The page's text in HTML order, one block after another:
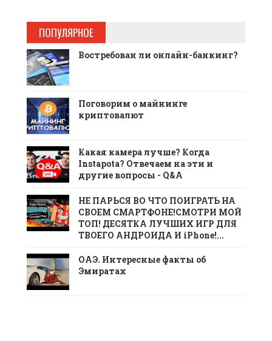
ПОПУЛЯРНОЕ
Востребован ли онлайн-банкинг?
Поговорим о майнинге
криптовалют
Какая камера лучше? Когда
Instapota? Отвечаем на эти и
другие вопросы - Q&A
НЕ ПАРЬСЯ ВО ЧТО ПОИГРАТЬ НА
СВОЕМ СМАРТФОНЕ!СМОТРИ МОЙ
ТОП! ДЕСЯТКА ЛУЧШИХ ИГР ДЛЯ
ТВОЕГО АНДРОИДА И iPhone!...
ОАЭ. Интересные факты об
Эмиратах